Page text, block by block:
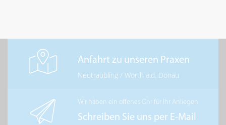
Anfahrt zu unseren Praxen
Neutraubling /Wörth a.d. Donau
Wir haben ein offenes Ohr für Ihr Anliegen
Schreiben Sie uns per E-Mail